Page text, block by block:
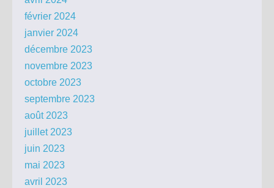
février 2024
janvier 2024
décembre 2023
novembre 2023
octobre 2023
septembre 2023
août 2023
juillet 2023
juin 2023
mai 2023
avril 2023